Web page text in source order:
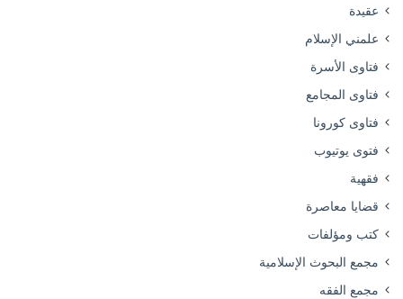
عقيدة
علمني الإسلام
فتاوى الأسرة
فتاوى المجامع
فتاوى كورونا
فتوى يوتيوب
فقهية
قضايا معاصرة
كتب ومؤلفات
مجمع البحوث الإسلامية
مجمع الفقه